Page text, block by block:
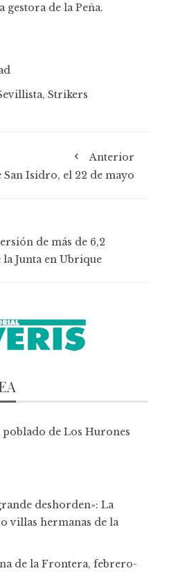
gestora de la Peña.
, Strikers
Anterior
San Isidro, el 22 de mayo
de más de 6,2
Junta en Ubrique
de Los Hurones
deshorden»: La
villas hermanas de la
de la Frontera, febrero-